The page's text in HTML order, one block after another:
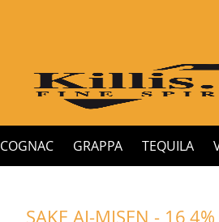
COGNAC GRAPPA TEQUILA
SAKE AI-MISEN -